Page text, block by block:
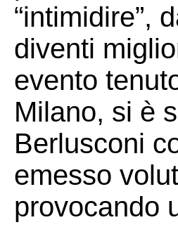
“intimidire”,
diventi
evento
Milano, si è
Berlusconi
emesso
provocando